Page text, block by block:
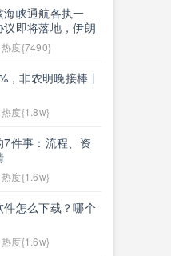
海峡通航各执一
即将落地，伊朗
商、通航恢复取
热度{7490}
，非农明晚接棒丨
热度{1.8w}
件事：流程、资
热度{1.6w}
怎么下载？哪个
热度{1.6w}